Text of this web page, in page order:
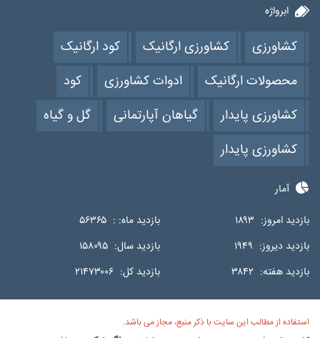
ابرواژه
کشاورزی کشاورزی ارگانیک
کود ارگانیک
محصولات ارگانیک
ادوات کشاورزی
کود
کشاورزی پایدار
گیاهان آپارتمانی
گل و گیاه
کشاورزی پایدار
آمار
بازدید امروز: ۱۸۹۳ بازدید ماه: : ۵۶۳۶۵
بازدید دیروز: ۱۹۴۹ بازدید سال: ۱۵۸۰۹۵
بازدید هفته: ۳۸۴۲ بازدید کل: ۲۱۴۷۳۰۰۶
استفاده از مطالب این سایت با ذکر منبع، مجاز می باشد.